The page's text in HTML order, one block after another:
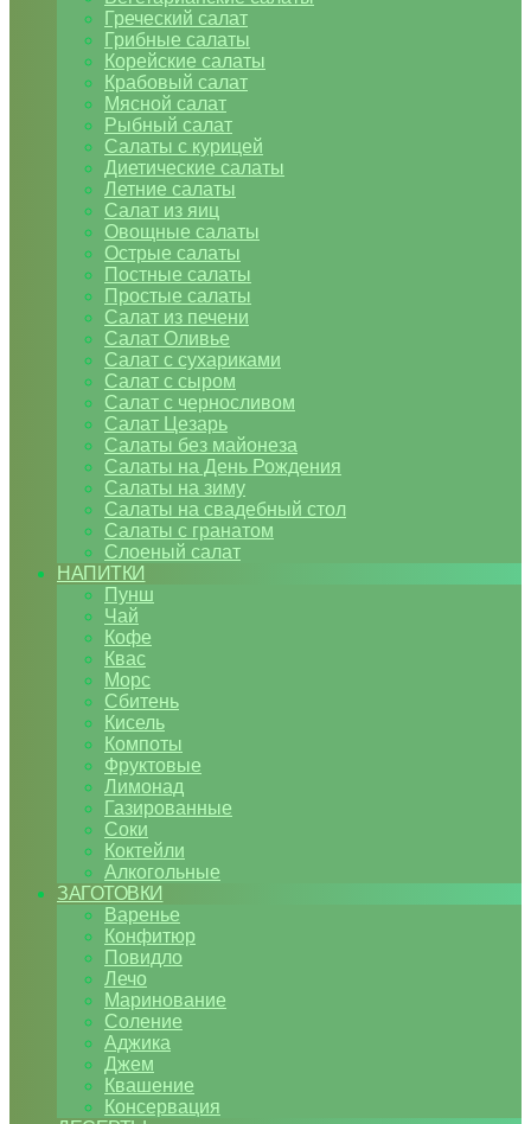
Греческий салат
Грибные салаты
Корейские салаты
Крабовый салат
Мясной салат
Рыбный салат
Салаты с курицей
Диетические салаты
Летние салаты
Салат из яиц
Овощные салаты
Острые салаты
Постные салаты
Простые салаты
Салат из печени
Салат Оливье
Салат с сухариками
Салат с сыром
Салат с черносливом
Салат Цезарь
Салаты без майонеза
Салаты на День Рождения
Салаты на зиму
Салаты на свадебный стол
Салаты с гранатом
Слоеный салат
НАПИТКИ
Пунш
Чай
Кофе
Квас
Морс
Сбитень
Кисель
Компоты
Фруктовые
Лимонад
Газированные
Соки
Коктейли
Алкогольные
ЗАГОТОВКИ
Варенье
Конфитюр
Повидло
Лечо
Маринование
Соление
Аджика
Джем
Квашение
Консервация